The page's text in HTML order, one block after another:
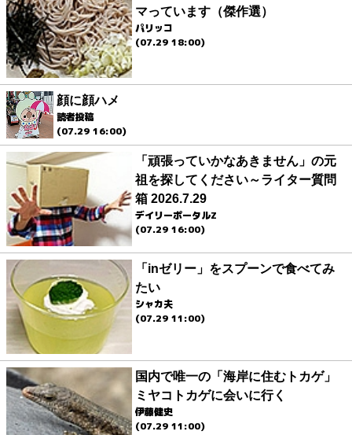
マっています（傑作選）
パリッコ
(07.29 18:00)
顔に顔ハメ
読者投稿
(07.29 16:00)
「頑張っていかなあきません」の元
祖を探してください～ライター質問
箱 2026.7.29
デイリーポータルZ
(07.29 16:00)
「inゼリー」をスプーンで食べてみ
たい
シャカ夫
(07.29 11:00)
国内で唯一の「海岸に住むトカゲ」
ミヤコトカゲに会いに行く
伊藤健史
(07.29 11:00)